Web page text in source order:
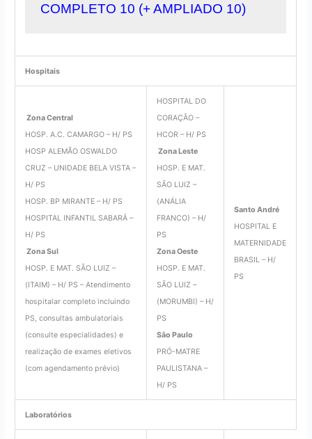
COMPLETO 10 (+ AMPLIADO 10)
Hospitais
Zona Central
HOSP. A.C. CAMARGO – H/ PS
HOSP ALEMÃO OSWALDO
CRUZ – UNIDADE BELA VISTA –
H/ PS
HOSP. BP MIRANTE – H/ PS
HOSPITAL INFANTIL SABARÁ –
H/ PS
Zona Sul
HOSP. E MAT. SÃO LUIZ –
(ITAIM) – H/ PS – Atendimento
hospitalar completo incluindo
PS, consultas ambulatoriais
(consulte especialidades) e
realização de exames eletivos
(com agendamento prévio)
HOSPITAL DO
CORAÇÃO –
HCOR – H/ PS
Zona Leste
HOSP. E MAT.
SÃO LUIZ –
(ANÁLIA
FRANCO) – H/
PS
Zona Oeste
HOSP. E MAT.
SÃO LUIZ –
(MORUMBI) – H/
PS
São Paulo
PRÓ-MATRE
PAULISTANA –
H/ PS
Santo André
HOSPITAL E
MATERNIDADE
BRASIL – H/
PS
Laboratórios